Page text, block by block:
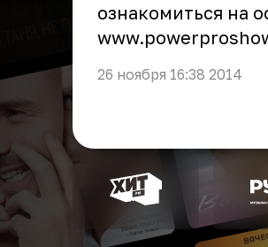
ознакомиться на
26 ноября 16:38 2014